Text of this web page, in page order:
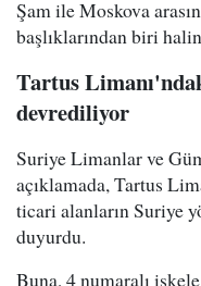
Şam ile Moskova
başlıklarından biri
Tartus
devrediliyor
Suriye Limanlar ve
açıklamada, Tartus
ticari alanların Suriye
duyurdu.
Buna, 4 numaralı